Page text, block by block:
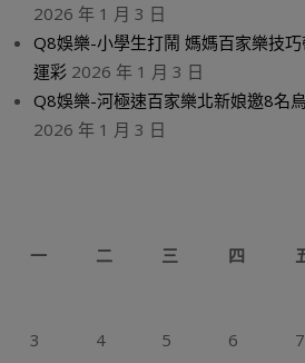
2026 年 1 月 3 日
Q8娛樂-小學生打鬧 媽媽百家樂技
運彩 2026 年 1 月 3 日
Q8娛樂-河極速百家樂北新娘邀8名
2026 年 1 月 3 日
一
二 三 四
3
4 5 6 7